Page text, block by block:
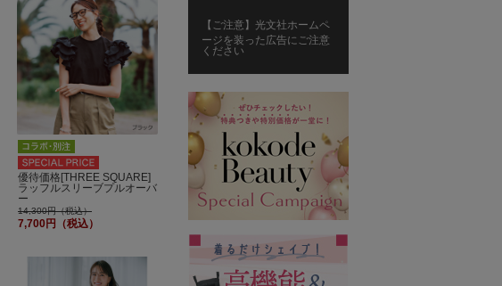
優待価格[THREE SQUARE]
ラッフルスリーブプルオーバ
ー
14,300円（税込）
7,700円（税込）
【ご注意】光文社ホームペ
ージを装った広告にご注意
ください